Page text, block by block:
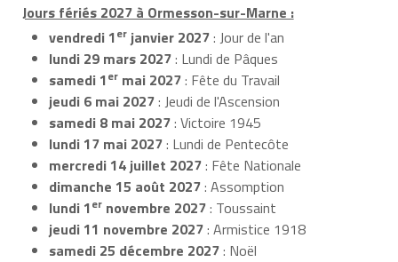
Jours fériés 2027 à Ormesson-sur-Marne :
vendredi 1er janvier 2027: Jour de l'an
lundi 29 mars 2027: Lundi de Pâques
samedi 1er mai 2027: Fête du Travail
jeudi 6 mai 2027: Jeudi de l'Ascension
samedi 8 mai 2027: Victoire 1945
lundi 17 mai 2027: Lundi de Pentecôte
mercredi 14 juillet 2027: Fête Nationale
dimanche 15 août 2027: Assomption
lundi 1er novembre 2027: Toussaint
jeudi 11 novembre 2027: Armistice 1918
samedi 25 décembre 2027: Noël